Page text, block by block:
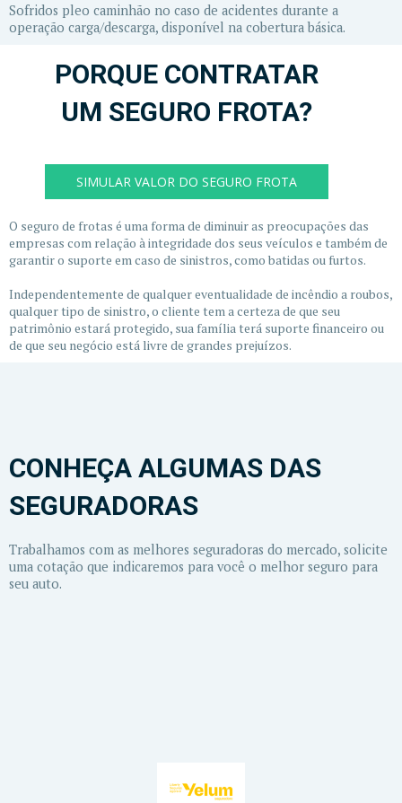
Sofridos pleo caminhão no caso de acidentes durante a
operação carga/descarga, disponível na cobertura básica.
PORQUE CONTRATAR
UM SEGURO FROTA?
SIMULAR VALOR DO SEGURO FROTA
O seguro de frotas é uma forma de diminuir as preocupações das
empresas com relação à integridade dos seus veículos e também de
garantir o suporte em caso de sinistros, como batidas ou furtos.
Independentemente de qualquer eventualidade de incêndio a roubos,
qualquer tipo de sinistro, o cliente tem a certeza de que seu
patrimônio estará protegido, sua família terá suporte financeiro ou
de que seu negócio está livre de grandes prejuízos.
CONHEÇA ALGUMAS DAS
SEGURADORAS
Trabalhamos com as melhores seguradoras do mercado, solicite
uma cotação que indicaremos para você o melhor seguro para
seu auto.